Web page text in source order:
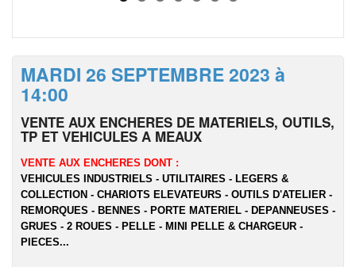
MARDI 26 SEPTEMBRE 2023 à
14:00
VENTE AUX ENCHERES DE MATERIELS, OUTILS,
TP ET VEHICULES A MEAUX
VENTE AUX ENCHERES DONT :
VEHICULES INDUSTRIELS - UTILITAIRES - LEGERS &
COLLECTION - CHARIOTS ELEVATEURS - OUTILS D'ATELIER -
REMORQUES - BENNES - PORTE MATERIEL - DEPANNEUSES -
GRUES - 2 ROUES - PELLE - MINI PELLE & CHARGEUR -
PIECES...